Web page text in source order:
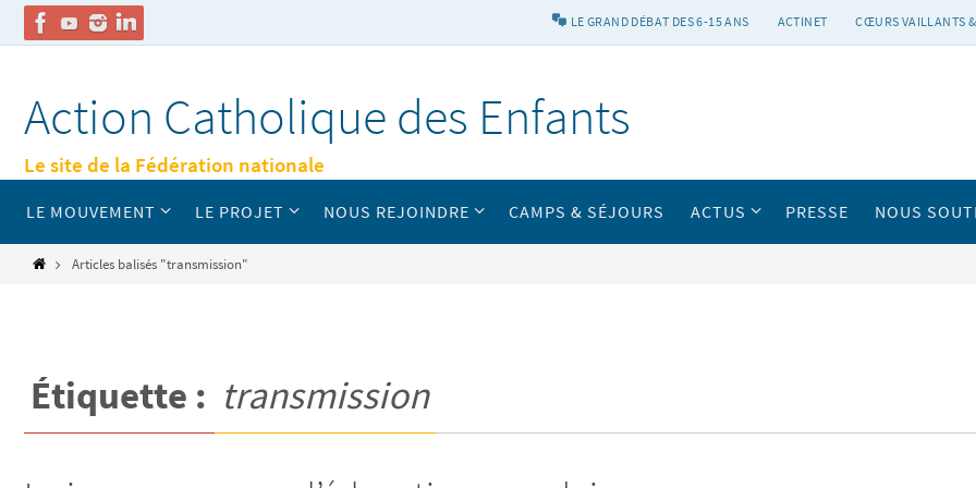
contenu
LE GRAND DÉBAT DES 6-15 ANS ACTINET CŒURS VAILLANTS
Action Catholique des Enfants
Le site de la Fédération nationale
contenu
LE MOUVEMENT LE PROJET NOUS REJOINDRE CAMPS & SÉJOURS ACTUS PRESSE NOUS
HomeArticles balisés "transmission"
Étiquette : transmission